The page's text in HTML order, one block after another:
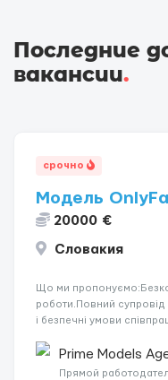
Последние
вакансии.
срочно
Модель
20000 €
Словакия
Що ми
роботи.Повний супровід
і безпечні умови
розвиватися.Досвід не
вакансія — залишайте
Prime Models
Прямой